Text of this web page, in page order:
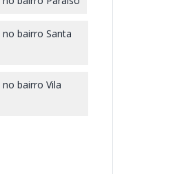
bairro Santa
bairro Vila